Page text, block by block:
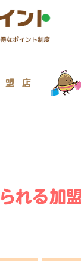
盟店
れる加